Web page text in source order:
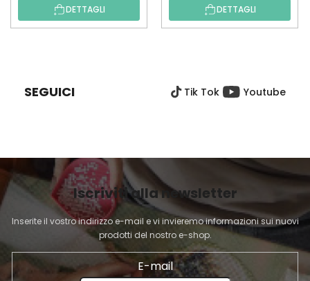
DETTAGLI DETTAGLI
G
N
A
SEGUICI Tik Tok Youtube
Iscriviti alla newsletter
Inserite il vostro indirizzo e-mail e vi invieremo informazioni sui nuovi
prodotti del nostro e-shop.
E-mail